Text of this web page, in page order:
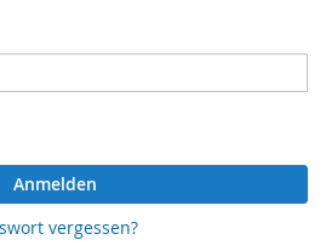
Anmelden
vergessen?